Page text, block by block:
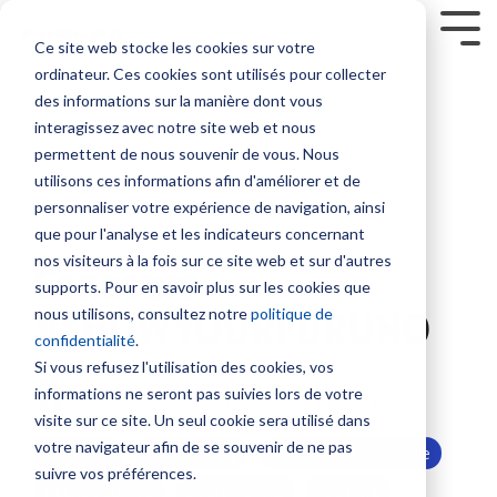
Ce site web stocke les cookies sur votre
ordinateur. Ces cookies sont utilisés pour collecter
des informations sur la manière dont vous
interagissez avec notre site web et nous
permettent de nous souvenir de vous. Nous
utilisons ces informations afin d'améliorer et de
personnaliser votre expérience de navigation, ainsi
que pour l'analyse et les indicateurs concernant
nos visiteurs à la fois sur ce site web et sur d'autres
supports. Pour en savoir plus sur les cookies que
nous utilisons, consultez notrepolitique de
confidentialité.
Si vous refusez l'utilisation des cookies, vos
informations ne seront pas suivies lors de votre
visite sur ce site. Un seul cookie sera utilisé dans
votre navigateur afin de se souvenir de ne pas
suivre vos préférences.
main
content.
Sondeurs et Sonars
Sondeurs
Modules
NavNet
et
TIMEZERO
Sonars
pour
la
pêche
Combinés multifonction
NavNet
TZtouch
GP1971F
et
GP1871F
Accessoires
NavNet
Positionnement et Cartographie
GPS
Communication et
Radio
VHF
Antennes
VHF
Radio
BLU
Système
Iridium
Système
Récepteurs
Service sur mesure
Contrat de maintenance SBM
Interventions à bord
Support et Suivi à distance
Class surveys
Atelier et Etudes R & D
Formation sur
mesure
NavSkills Online
Centre de formation
Formation ECDIS CBT
Programme Furuno
Sur nous
Société
Emploi
Partenaires
Contenus
Nouveautés
Furuno Academy
Monde Furuno
Furuno France
- Décembre
SUPPORT
Nous contacter
Tarifs et Catalogues
Trouver un revendeur
Enregistrer un produit
Programmation de balise
1 LECTURE DES MINUTES
Concours
#SHOWYOURFURUNO
Service Produit:6 janv. 2020 11:59:32
Plaisance SportFishing
Pêche professionnelle